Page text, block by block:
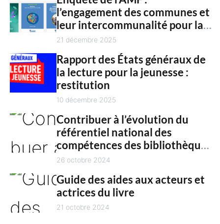
c
h
l’engagement des communes et
leur intercommunalité pour la
culture en 2025
21 décembre 2025
Rapport des États généraux de
la lecture pour la jeunesse :
restitution
10 décembre 2025
Contribuer à l’évolution du
référentiel national des
compétences des bibliothèques
territoriales
26 octobre 2024
Guide des aides aux acteurs et
actrices du livre
21 octobre 2024